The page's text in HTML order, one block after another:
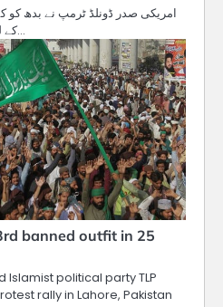
امریکی صدر ڈونلڈ ٹرمپ نے بدھ کو
کے لیے کی گئی مفاہمتی یادداشت…
banned outfit in 25
political party TLP
rally in Lahore, Pakistan